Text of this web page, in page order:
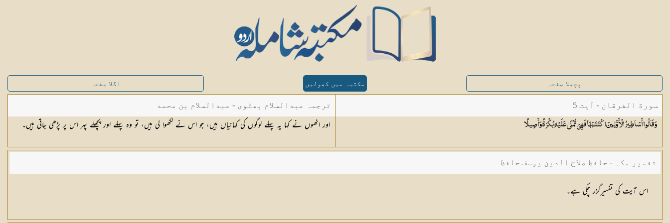
پچھلا صفحہ مکتبہ میں کھولیں اگلا صفحہ
سورة الفرقان - آیت 5
وَقَالُوا أَسَاطِيرُ الْأَوَّلِينَ اكْتَتَبَهَا فَهِيَ تُمْلَىٰ عَلَيْهِ بُكْرَةًوَأَصِيلًا
ترجمہ عبدالسلام بھٹوی - عبدالسلام بن محمد
اور انھوں نے کہا یہ پہلے لوگوں کی کہانیاں ہیں، جو اس نے لکھوا لی ہیں، تو وہ پہلے اور پچھلے پہر اس پر پڑھی جاتی ہیں۔
تفسیر مکہ - حافظ صلاح الدین یوسف حافظ
اس آیت کی تفسیرگزر چکی ہے۔